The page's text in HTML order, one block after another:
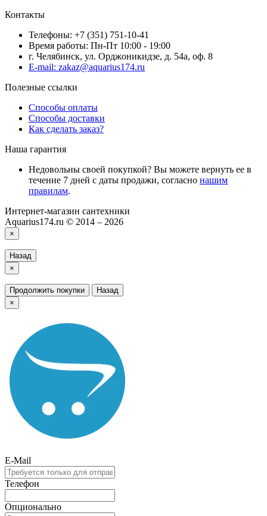
Контакты
Телефоны: +7 (351) 751-10-41
Время работы: Пн-Пт 10:00 - 19:00
г. Челябинск, ул. Орджоникидзе, д. 54а, оф. 8
E-mail: zakaz@aquarius174.ru
Полезные ссылки
Способы оплаты
Способы доставки
Как сделать заказ?
Наша гарантия
Недовольны своей покупкой? Вы можете вернуть ее в
течение 7 дней с даты продажи, согласно нашим
правилам.
Интернет-магазин сантехники
Aquarius174.ru © 2014 – 2026
×
Назад
×
Продолжить покупки
Назад
×
E-Mail
Телефон
Опционально